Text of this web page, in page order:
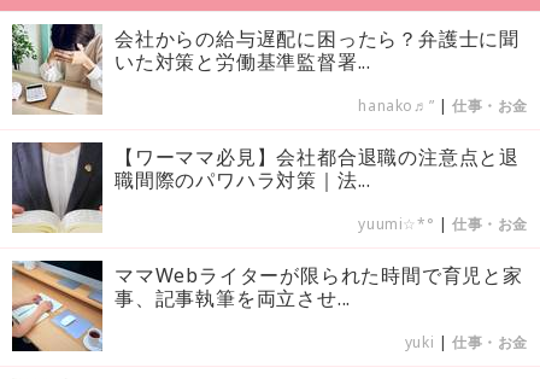
会社からの給与遅配に困ったら？弁護士に聞
いた対策と労働基準監督署...
hanako♬” | 仕事・お金
【ワーママ必見】会社都合退職の注意点と退
職間際のパワハラ対策｜法...
yuumi☆*° | 仕事・お金
ママWebライターが限られた時間で育児と家
事、記事執筆を両立させ...
yuki | 仕事・お金